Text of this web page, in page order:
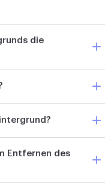
die
Entfernen des